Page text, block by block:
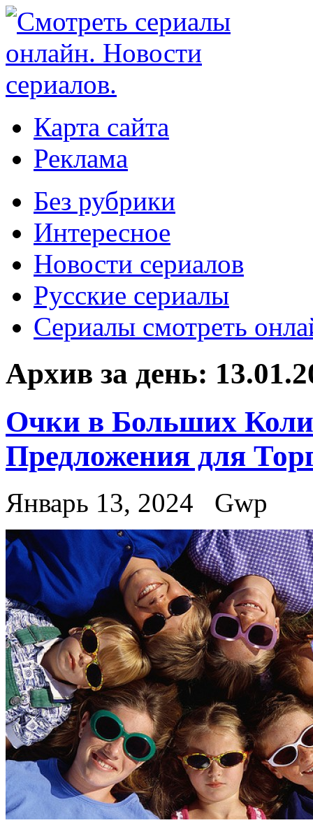
Карта сайта
Реклама
Без рубрики
Интересное
Новости сериалов
Русские сериалы
Сериалы смотреть
Архив за день:
Очки в Больших
Предложения для
Январь 13, 2024 Gwp